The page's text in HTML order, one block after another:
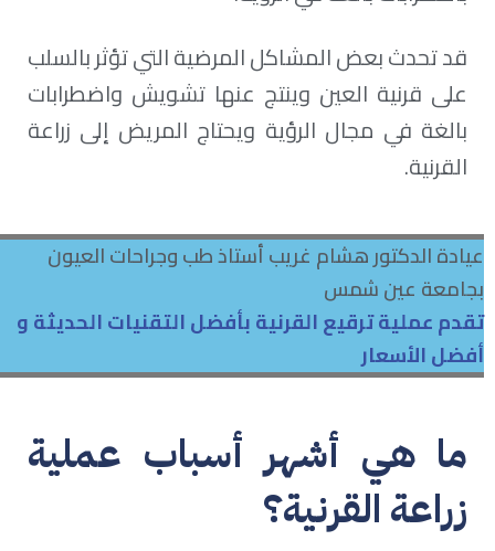
قد تحدث بعض المشاكل المرضية التي تؤثر بالسلب
على قرنية العين وينتج عنها تشويش واضطرابات
بالغة في مجال الرؤية ويحتاج المريض إلى زراعة
القرنية.
عيادة الدكتور هشام غريب أستاذ طب وجراحات العيون
بجامعة عين شمس
تقدم عملية ترقيع القرنية بأفضل التقنيات الحديثة و
أفضل الأسعار
ما هي أشهر أسباب عملية
زراعة القرنية؟